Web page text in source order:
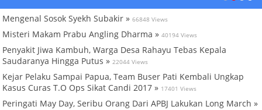
Mengenal Sosok Syekh Subakir » 66848 Views
Misteri Makam Prabu Angling Dharma » 40194 Views
Penyakit Jiwa Kambuh, Warga Desa Rahayu Tebas Kepala
Saudaranya Hingga Putus » 22044 Views
Kejar Pelaku Sampai Papua, Team Buser Pati Kembali Ungkap
Kasus Curas T.O Ops Sikat Candi 2017 » 17401 Views
Peringati May Day, Seribu Orang Dari APBJ Lakukan Long March »